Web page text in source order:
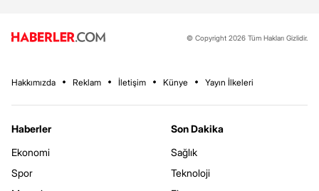
© Copyright 2026 Tüm Hakları Gizlidir.
Hakkımızda Reklam İletişim Künye Yayın İlkeleri
Haberler
Ekonomi
Spor
Son Dakika
Sağlık
Teknoloji